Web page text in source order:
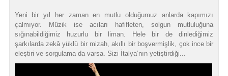
Yeni bir yıl her zaman en mutlu olduğumuz anlarda kapımızı
çalmıyor. Müzik ise acıları hafifleten, solgun mutluluğuna
sığınabildiğimiz huzurlu bir liman. Hele bir de dinlediğimiz
şarkılarda zekâ yüklü bir mizah, akıllı bir boşvermişlik, çok ince bir
eleştiri ve sorgulama da varsa. Sizi İtalya’nın yetiştirdiği...